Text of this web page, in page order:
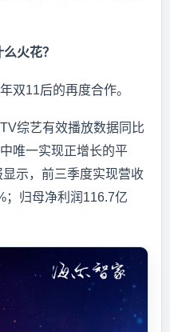
火花？
双11后的再度合作。
综艺有效播放数据同比
唯一实现正增长的平
示，前三季度实现营收
；归母净利润116.7亿